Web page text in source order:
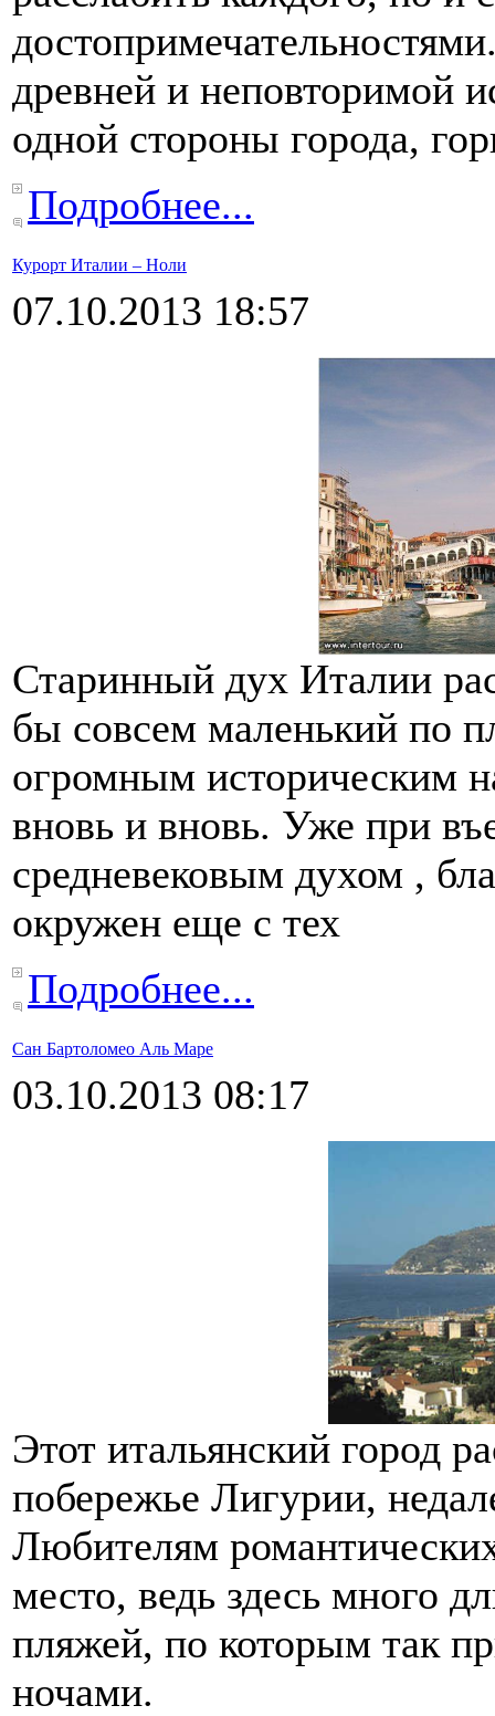
древней и неповторимой
одной стороны города,
Подробнее...
Курорт Италии – Ноли
07.10.2013 18:57
Старинный дух Италии
бы совсем маленький по
огромным историческим
вновь и вновь. Уже при
средневековым духом ,
окружен еще с тех
Подробнее...
Сан Бартоломео Аль Маре
03.10.2013 08:17
Этот итальянский город
побережье Лигурии,
Любителям
место, ведь здесь много
пляжей, по которым так
ночами.